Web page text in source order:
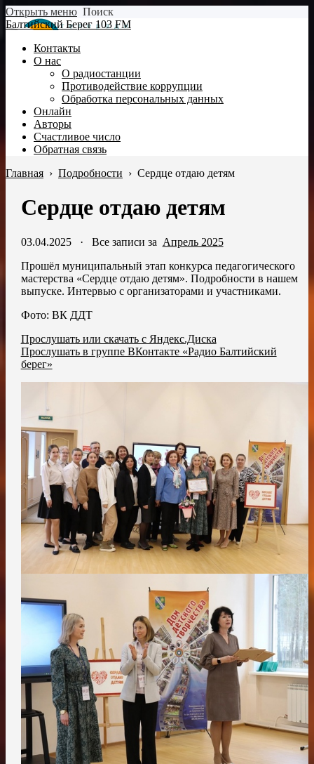
Открыть меню Поиск
Балтийский Берег 103 FM
Контакты
О нас
О радиостанции
Противодействие коррупции
Обработка персональных данных
Онлайн
Авторы
Счастливое число
Обратная связь
Главная › Подробности › Сердце отдаю детям
Сердце отдаю детям
03.04.2025· Все записи за Апрель 2025
Прошёл муниципальный этап конкурса педагогического
мастерства «Сердце отдаю детям». Подробности в нашем
выпуске. Интервью с организаторами и участниками.
Фото: ВК ДДТ
Прослушать или скачать с Яндекс.Диска
Прослушать в группе ВКонтакте «Радио Балтийский
берег»